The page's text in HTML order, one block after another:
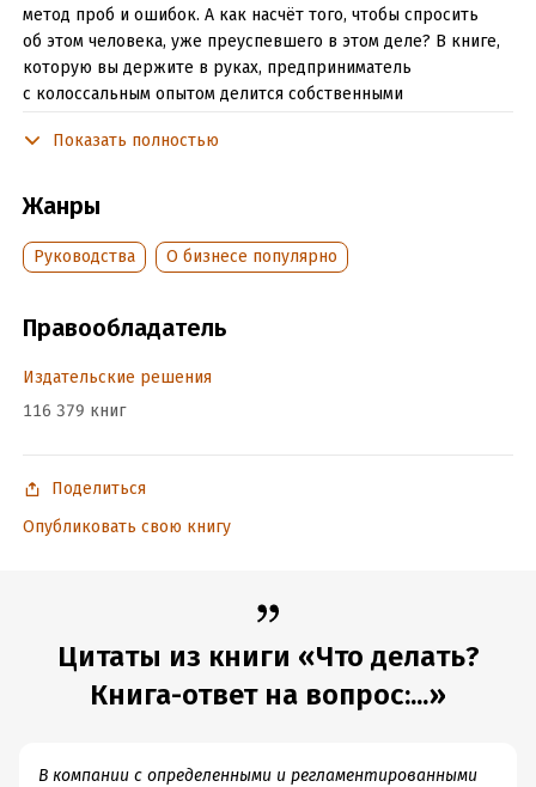
метод проб и ошибок. А как насчёт того, чтобы спросить
об этом человека, уже преуспевшего в этом деле? В книге,
которую вы держите в руках, предприниматель
с колоссальным опытом делится собственными
рекомендациями коллег. Эта книга станет отличным
предпринимателя на все случаи жизни. Успеха вам и вашим
начинаниям! Организация "Meta Inc." запрещена на
территории РФ
Подробная информация
Время на чтение:
Показать полностью
Жанры
Руководства О бизнесе популярно
Правообладатель
Издательские решения
116 379 книг
Поделиться
Опубликовать свою книгу
Цитаты из книги «Что делать?
Книга-ответ на вопрос:...»
В компании с определенными и регламентированными